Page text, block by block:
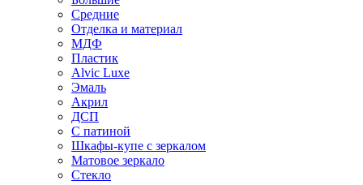
Средние
Отделка и материал
МДФ
Пластик
Alvic Luxe
Эмаль
Акрил
ДСП
С патиной
Шкафы-купе с зеркалом
Матовое зеркало
Стекло